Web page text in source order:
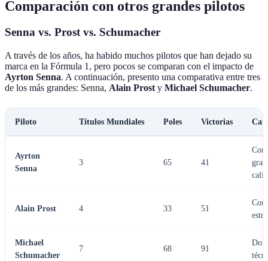
Comparación con otros grandes pilotos
Senna vs. Prost vs. Schumacher
A través de los años, ha habido muchos pilotos que han dejado su
marca en la Fórmula 1, pero pocos se comparan con el impacto de
Ayrton Senna. A continuación, presento una comparativa entre tres
de los más grandes: Senna, Alain Prost y Michael Schumacher.
Piloto Títulos Mundiales Poles Victorias
Ayrton
Senna
3 65 41
Alain Prost 4 33 51
Michael
Schumacher
7 68 91